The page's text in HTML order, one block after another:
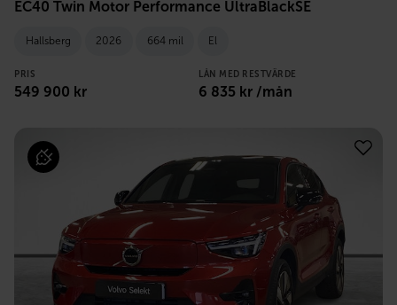
EC40 Twin Motor Performance UltraBlackSE
Hallsberg 2026 664 mil El
PRIS
549 900 kr
LÅN MED RESTVÄRDE
6 835 kr /mån